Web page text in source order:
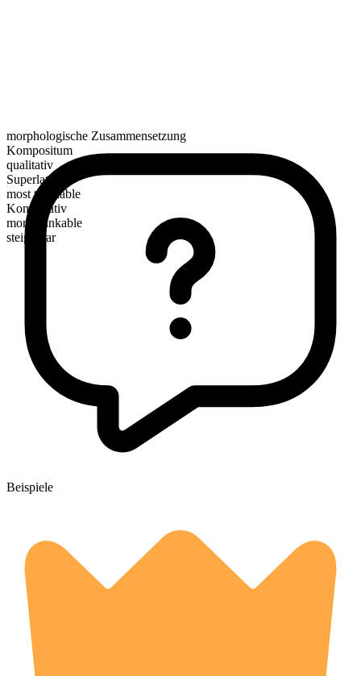
morphologische Zusammensetzung
Kompositum
qualitativ
Superlativ
most thinkable
Komparativ
more thinkable
steigerbar
Beispiele